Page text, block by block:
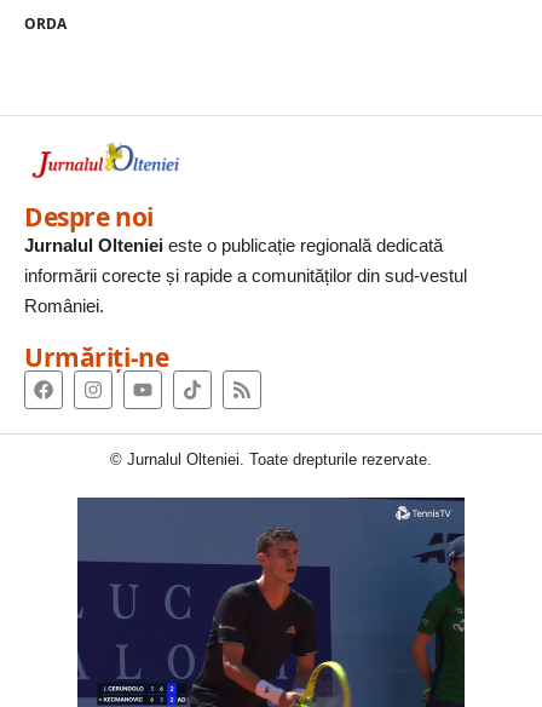
ORDA
Despre noi
Jurnalul Olteniei este o publicație regională dedicată
informării corecte și rapide a comunităților din sud-vestul
României.
Urmăriți-ne
© Jurnalul Olteniei. Toate drepturile rezervate.